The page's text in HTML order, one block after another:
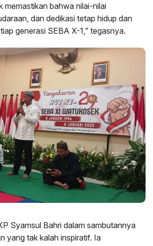
memastikan bahwa nilai-nilai
dan dedikasi tetap hidup dan
generasi SEBA X-1,” tegasnya.
Syamsul Bahri dalam sambutannya
yang tak kalah inspiratif. Ia